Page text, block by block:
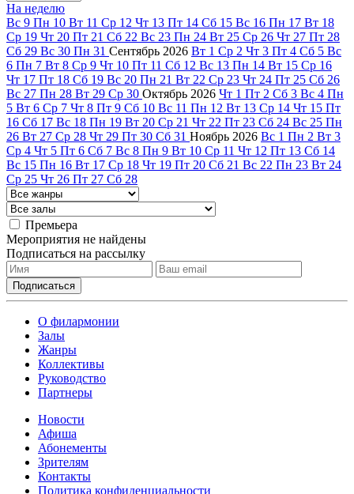
На неделю
Вс 9 Пн 10 Вт 11 Ср 12 Чт 13 Пт 14 Сб 15 Вс 16 Пн 17 Вт 18
Ср 19 Чт 20 Пт 21 Сб 22 Вс 23 Пн 24 Вт 25 Ср 26 Чт 27 Пт 28
Сб 29 Вс 30 Пн 31 Сентябрь 2026 Вт 1 Ср 2 Чт 3 Пт 4 Сб 5 Вс
6 Пн 7 Вт 8 Ср 9 Чт 10 Пт 11 Сб 12 Вс 13 Пн 14 Вт 15 Ср 16
Чт 17 Пт 18 Сб 19 Вс 20 Пн 21 Вт 22 Ср 23 Чт 24 Пт 25 Сб 26
Вс 27 Пн 28 Вт 29 Ср 30 Октябрь 2026 Чт 1 Пт 2 Сб 3 Вс 4 Пн
5 Вт 6 Ср 7 Чт 8 Пт 9 Сб 10 Вс 11 Пн 12 Вт 13 Ср 14 Чт 15 Пт
16 Сб 17 Вс 18 Пн 19 Вт 20 Ср 21 Чт 22 Пт 23 Сб 24 Вс 25 Пн
26 Вт 27 Ср 28 Чт 29 Пт 30 Сб 31 Ноябрь 2026 Вс 1 Пн 2 Вт 3
Ср 4 Чт 5 Пт 6 Сб 7 Вс 8 Пн 9 Вт 10 Ср 11 Чт 12 Пт 13 Сб 14
Вс 15 Пн 16 Вт 17 Ср 18 Чт 19 Пт 20 Сб 21 Вс 22 Пн 23 Вт 24
Ср 25 Чт 26 Пт 27 Сб 28
Премьера
Мероприятия не найдены
Подписаться на рассылку
О филармонии
Залы
Жанры
Коллективы
Руководство
Партнеры
Новости
Афиша
Абонементы
Зрителям
Контакты
Политика конфиденциальности